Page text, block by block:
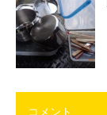
コメント